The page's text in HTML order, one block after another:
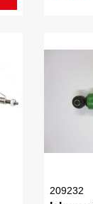
209232